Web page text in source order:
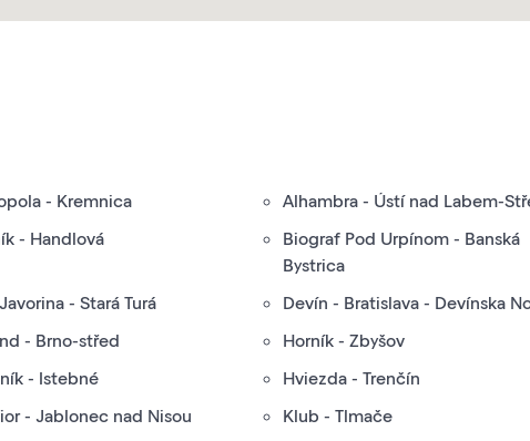
- Kremnica Alhambra - Ústí nad Labem-
- Handlová
Biograf Pod Urpínom - Banská
Bystrica
- Stará Turá Devín - Bratislava - Devínska
- Brno-střed Horník - Zbyšov
- Istebné Hviezda - Trenčín
- Jablonec nad Nisou Klub - Tlmače